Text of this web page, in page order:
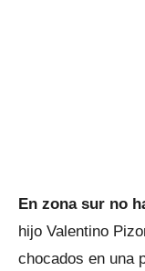
En zona sur no
hijo Valentino
chocados en una